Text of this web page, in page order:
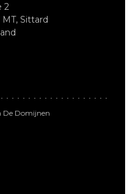
2
MT, Sittard
De Domijnen